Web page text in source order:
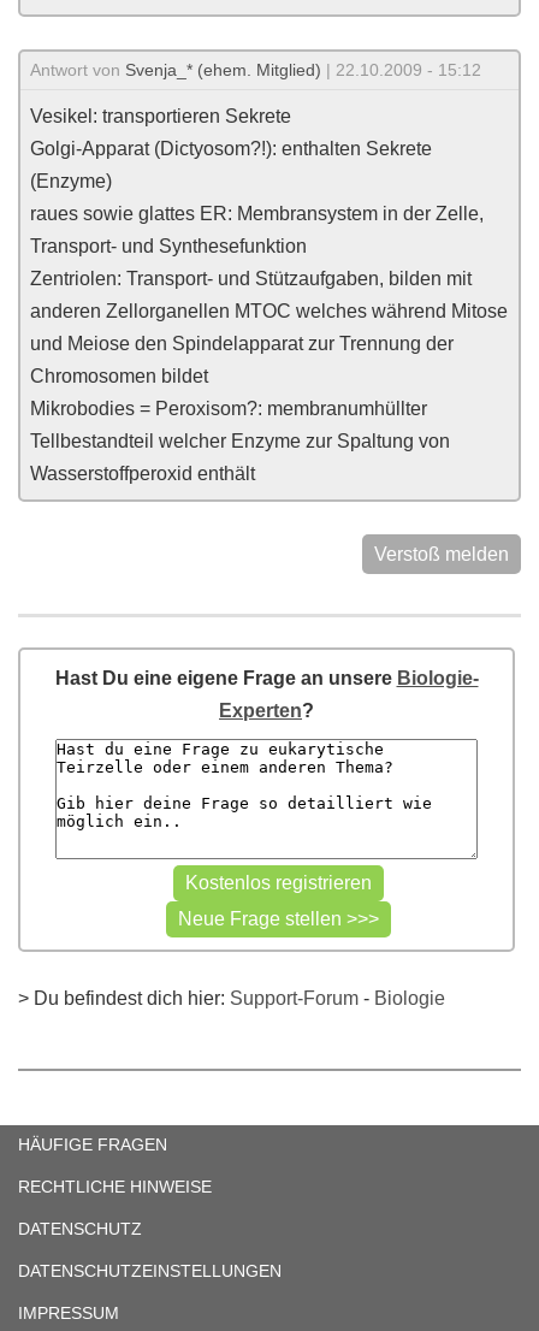
Antwort von Svenja_* (ehem. Mitglied) | 22.10.2009 - 15:12
Vesikel: transportieren Sekrete
Golgi-Apparat (Dictyosom?!): enthalten Sekrete
(Enzyme)
raues sowie glattes ER: Membransystem in der Zelle,
Transport- und Synthesefunktion
Zentriolen: Transport- und Stützaufgaben, bilden mit
anderen Zellorganellen MTOC welches während Mitose
und Meiose den Spindelapparat zur Trennung der
Chromosomen bildet
Mikrobodies = Peroxisom?: membranumhüllter
Tellbestandteil welcher Enzyme zur Spaltung von
Wasserstoffperoxid enthält
Verstoß melden
Hast Du eine eigene Frage an unsere Biologie-
Experten?
> Du befindest dich hier: Support-Forum - Biologie
HÄUFIGE FRAGEN
RECHTLICHE HINWEISE
DATENSCHUTZ
DATENSCHUTZEINSTELLUNGEN
IMPRESSUM